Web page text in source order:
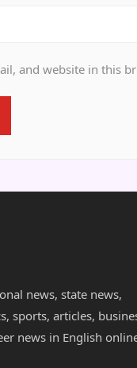
and website in this
news, state news,
sports, articles,
news in English